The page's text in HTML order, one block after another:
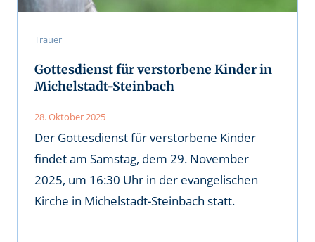
Trauer
Gottesdienst für verstorbene Kinder in
Michelstadt-Steinbach
28. Oktober 2025
Der Gottesdienst für verstorbene Kinder
findet am Samstag, dem 29. November
2025, um 16:30 Uhr in der evangelischen
Kirche in Michelstadt-Steinbach statt.